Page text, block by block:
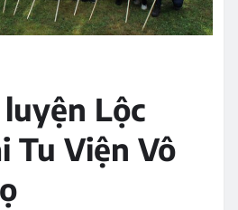
Lộc
Tu Viện Vô